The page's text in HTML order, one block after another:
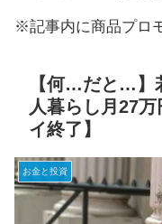
※記事内に商品プロ
【何…だと…】
人暮らし月27
イ終了】
お金と投資